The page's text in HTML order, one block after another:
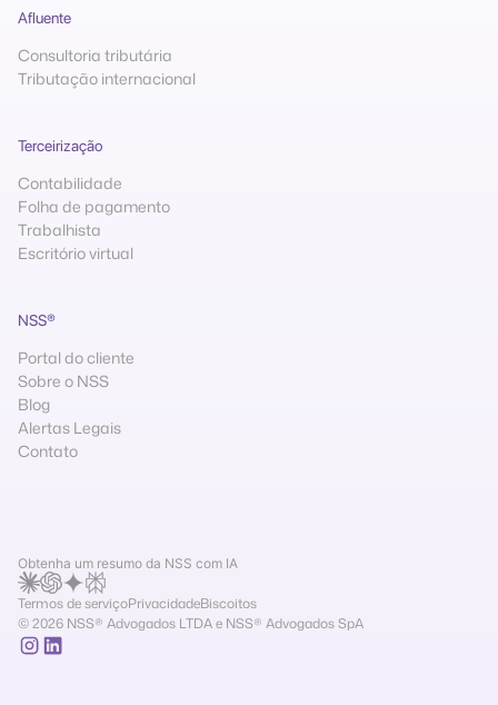
Afluente
Consultoria tributária
Tributação internacional
Terceirização
Contabilidade
Folha de pagamento
Trabalhista
Escritório virtual
NSS®
Portal do cliente
Sobre o NSS
Blog
Alertas Legais
Contato
Obtenha um resumo da NSS com IA
Termos de serviçoPrivacidadeBiscoitos
© 2026 NSS® Advogados LTDA e NSS® Advogados SpA